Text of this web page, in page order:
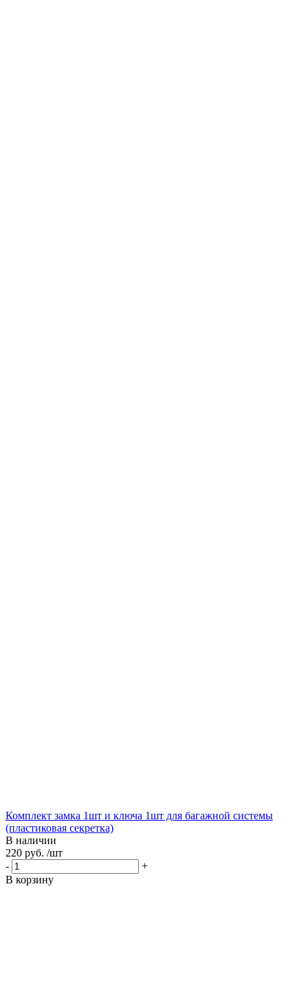
Комплект замка 1шт и ключа 1шт для багажной системы
(пластиковая секретка)
В наличии
220 руб. /шт
-
+
В корзину